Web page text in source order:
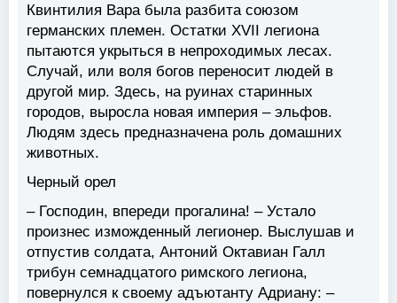
Квинтилия Вара была разбита союзом
германских племен. Остатки XVII легиона
пытаются укрыться в непроходимых лесах.
Случай, или воля богов переносит людей в
другой мир. Здесь, на руинах старинных
городов, выросла новая империя – эльфов.
Людям здесь предназначена роль домашних
животных.
Черный орел
– Господин, впереди прогалина! – Устало
произнес изможденный легионер. Выслушав и
отпустив солдата, Антоний Октавиан Галл
трибун семнадцатого римского легиона,
повернулся к своему адъютанту Адриану: –